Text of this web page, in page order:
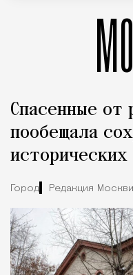
Спасенные от
пообещала
исторических
Город Редакция